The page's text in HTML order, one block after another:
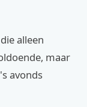
alleen
maar
avonds